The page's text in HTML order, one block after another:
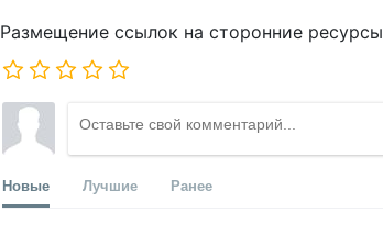
Размещение ссылок на сторонние ресурсы
Новые Лучшие Ранее